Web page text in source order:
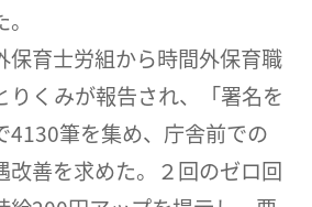
育士労組から時間外保育職
りくみが報告され、「署名を
4130筆を集め、庁舎前での
改善を求めた。２回のゼロ回